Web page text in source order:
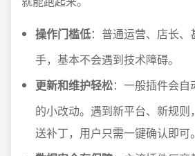
操作门槛低：普通运营、店长
手，基本不会遇到技术障碍。
更新和维护轻松：一般插件会
的小改动。遇到新平台、新规则
送补丁，用户只需一键确认即可。